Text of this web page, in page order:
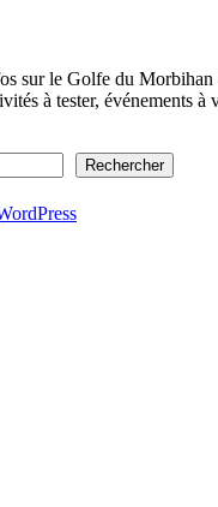
sur le Golfe du Morbihan
à tester, événements à
Rechercher